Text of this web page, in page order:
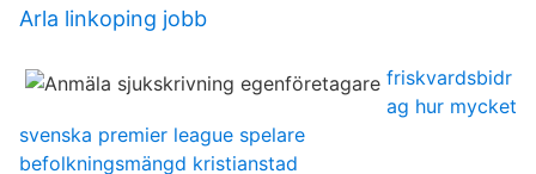
Arla linkoping jobb
friskvardsbidr
ag hur mycket
svenska premier league spelare
befolkningsmängd kristianstad